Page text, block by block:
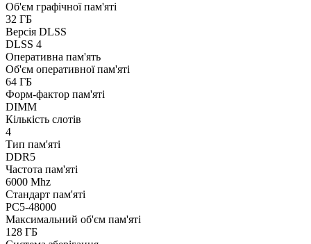
Об'єм графічної пам'яті
32 ГБ
Версія DLSS
DLSS 4
Оперативна пам'ять
Об'єм оперативної пам'яті
64 ГБ
Форм-фактор пам'яті
DIMM
Кількість слотів
4
Тип пам'яті
DDR5
Частота пам'яті
6000 Mhz
Стандарт пам'яті
PC5-48000
Максимальний об'єм пам'яті
128 ГБ